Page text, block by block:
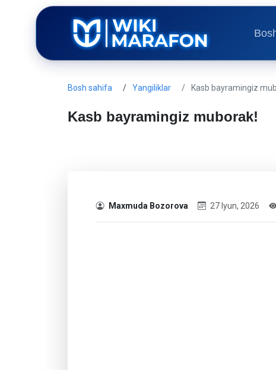
Bosh sahifa Yangiliklar Kasb bayramingiz
Kasb bayramingiz muborak!
Maxmuda Bozorova 27 Iyun, 2026